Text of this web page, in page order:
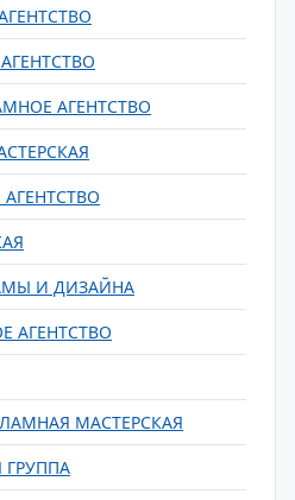
АГЕНТСТВО
И ДИЗАЙНА
АГЕНТСТВО
МАСТЕРСКАЯ